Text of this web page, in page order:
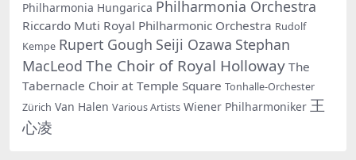
Philharmonia Hungarica Philharmonia Orchestra
Riccardo Muti Royal Philharmonic Orchestra Rudolf
Kempe Rupert Gough Seiji Ozawa Stephan
MacLeod The Choir of Royal Holloway The
Tabernacle Choir at Temple Square Tonhalle-Orchester
Zürich Van Halen Various Artists Wiener Philharmoniker 王
心凌